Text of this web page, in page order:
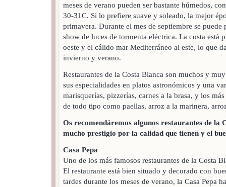
meses de verano pueden ser bastante húmedos,
30-31C. Si lo prefiere suave y soleado, la mejor
primavera. Durante el mes de septiembre se puede
show de luces de tormenta eléctrica. La costa está
oeste y el cálido mar Mediterráneo al este, lo que
invierno y verano.
Restaurantes de la Costa Blanca son muchos y
sus especialidades en platos astronómicos y una
marisquerías, pizzerías, carnes a la brasa, y los
de todo tipo como paellas, arroz a la marinera,
Os recomendáremos algunos restaurantes de la
mucho prestigio por la calidad que tienen y el
Casa Pepa
Uno de los más famosos restaurantes de la Costa
El restaurante está bien situado y decorado con
tardes durante los meses de verano, la Casa Pepa